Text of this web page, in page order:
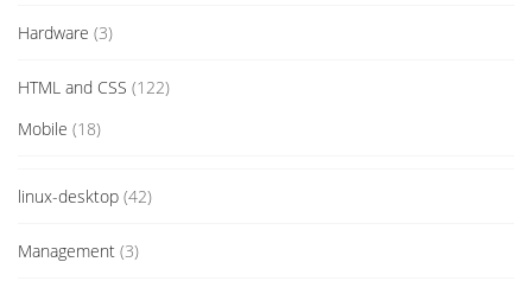
Hardware (3)
HTML and CSS (122)
Mobile (18)
linux-desktop (42)
Management (3)